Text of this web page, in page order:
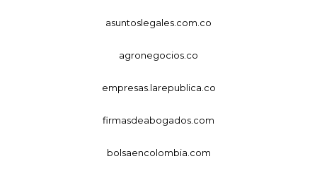
asuntoslegales.com.co
agronegocios.co
empresas.larepublica.co
firmasdeabogados.com
bolsaencolombia.com